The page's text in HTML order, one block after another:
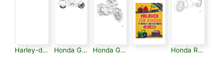
Harley-davidson Logo Honda Goldwing Honda Grom Honda Rc212v Road Racemotor